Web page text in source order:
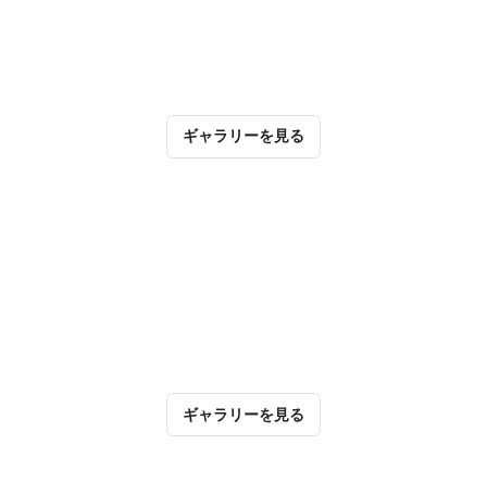
ギャラリーを見る
ギャラリーを見る